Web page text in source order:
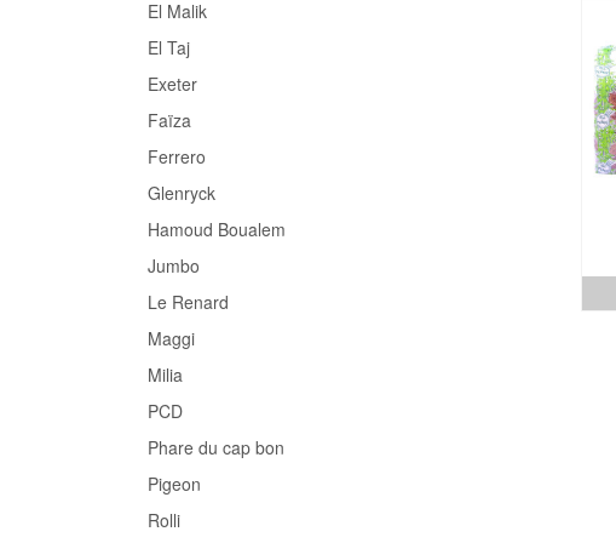
Falafel
EN SAVOIR PLUS
El Malik
El Taj
Exeter
Faïza
Ferrero
Glenryck
Hamoud Boualem
Jumbo
Le Renard
Maggi
Milia
PCD
Phare du cap bon
Pigeon
Rolli